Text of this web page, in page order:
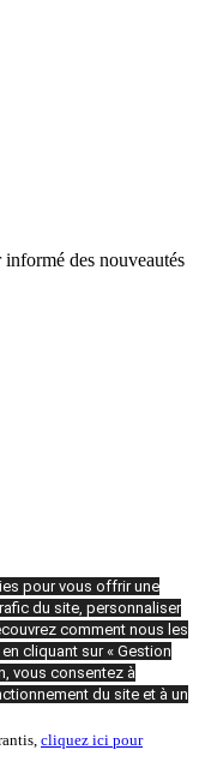
des nouveautés
pour vous offrir une
du site, personnaliser
comment nous les
cliquant sur « Gestion
vous consentez à
du site et à un
cliquez ici pour